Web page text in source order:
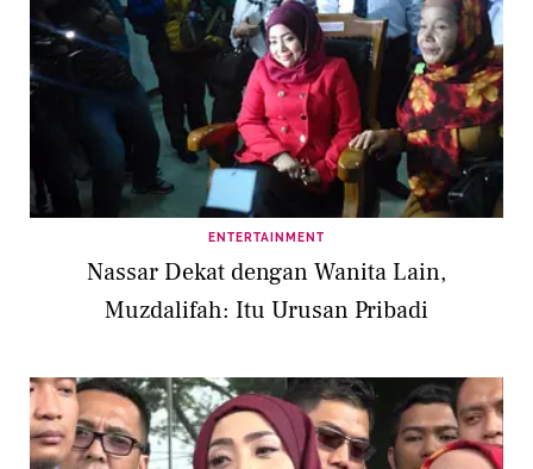
ENTERTAINMENT
Nassar Dekat dengan Wanita Lain,
Muzdalifah: Itu Urusan Pribadi